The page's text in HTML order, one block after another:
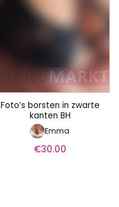
Foto’s borsten in zwarte
kanten BH
Emma
€30.00